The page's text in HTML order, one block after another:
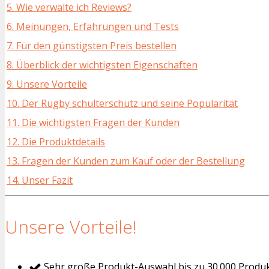
5. Wie verwalte ich Reviews?
6. Meinungen, Erfahrungen und Tests
7. Für den günstigsten Preis bestellen
8. Überblick der wichtigsten Eigenschaften
9. Unsere Vorteile
10. Der Rugby schulterschutz und seine Popularität
11. Die wichtigsten Fragen der Kunden
12. Die Produktdetails
13. Fragen der Kunden zum Kauf oder der Bestellung
14. Unser Fazit
Unsere Vorteile!